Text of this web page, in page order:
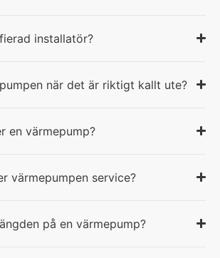
installatör?
när det är riktigt kallt ute?
en värmepump?
värmepumpen service?
på en värmepump?